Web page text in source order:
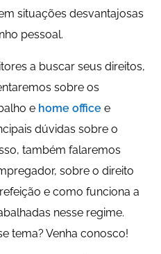
situações desvantajosas
pessoal.
a buscar seus direitos,
sobre os
e home office e
dúvidas sobre o
também falaremos
sobre o direito
e como funciona a
nesse regime.
tema? Venha conosco!